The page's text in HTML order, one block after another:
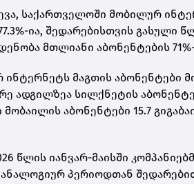
საქართველოში მობილურ
ია, შედარებისთვის გასული
მთლიანი აბონენტების
მაგთის აბონენტები
ადგილზეა სილქნეტის
აბონენტები 15.7
წლის იანვარ-მაისში
პერიოდთან